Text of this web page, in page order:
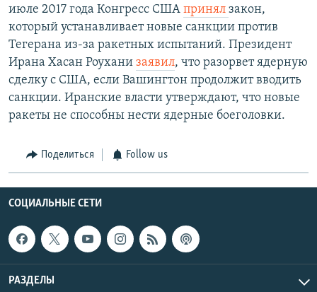
июле 2017 года Конгресс США принял закон,
который устанавливает новые санкции против
Тегерана из-за ракетных испытаний. Президент
Ирана Хасан Роухани заявил, что разорвет ядерную
сделку с США, если Вашингтон продолжит вводить
санкции. Иранские власти утверждают, что новые
ракеты не способны нести ядерные боеголовки.
Поделиться Follow us
СОЦИАЛЬНЫЕ СЕТИ
РАЗДЕЛЫ